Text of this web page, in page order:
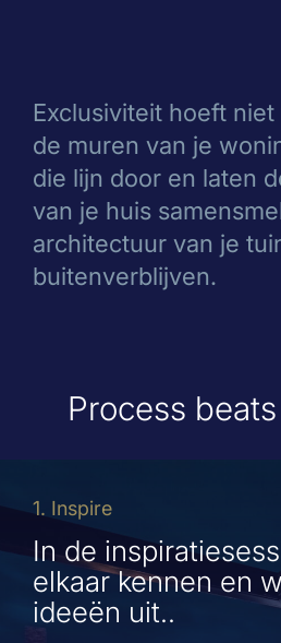
Exclusiviteit hoeft
de muren van je
die lijn door en laten
van je huis
architectuur van je
buitenverblijven.
Process
1. Inspire
In de
elkaar kennen en
ideeën uit..